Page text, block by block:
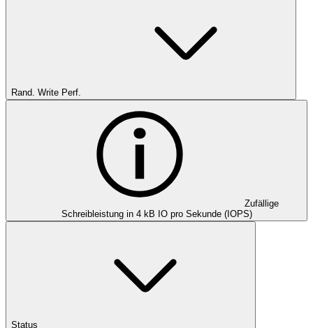
Rand. Write Perf.
Zufällige
Schreibleistung in 4 kB IO pro Sekunde (IOPS)
Status